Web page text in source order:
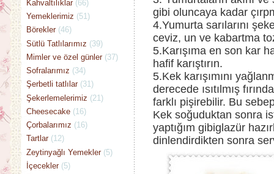
gibi oluncaya kadar
4.Yumurta sarılarını
ceviz, un ve kabartma
5.Karışıma en son kar
hafif karıştırın.
5.Kek karışımını
derecede ısıtılmış
farklı pişirebilir. Bu
Kek soğuduktan sonra
yaptığım gibiglazür
dinlendirdikten sonra
Kahvaltılıklar (66)
Yemeklerimiz (51)
Börekler (46)
Sütlü Tatlılarımız (39)
Mimler ve özel günler (37)
Sofralarımız (34)
Şerbetli tatlılar (31)
Şekerlemelerimiz (21)
Cheesecake (16)
Çorbalarımız (16)
Tartlar (12)
Zeytinyağlı Yemekler (5)
İçecekler (5)